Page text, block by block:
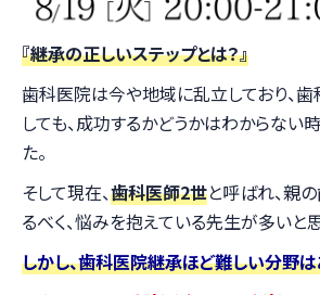
『継承の正しいステップとは？』
歯科医院は今や地域に乱立しており、
しても、成功するかどうかはわからない
た。
そして現在、歯科医師2世と呼ばれ、親
るべく、悩みを抱えている先生が多いと
しかし、歯科医院継承ほど難しい分野は